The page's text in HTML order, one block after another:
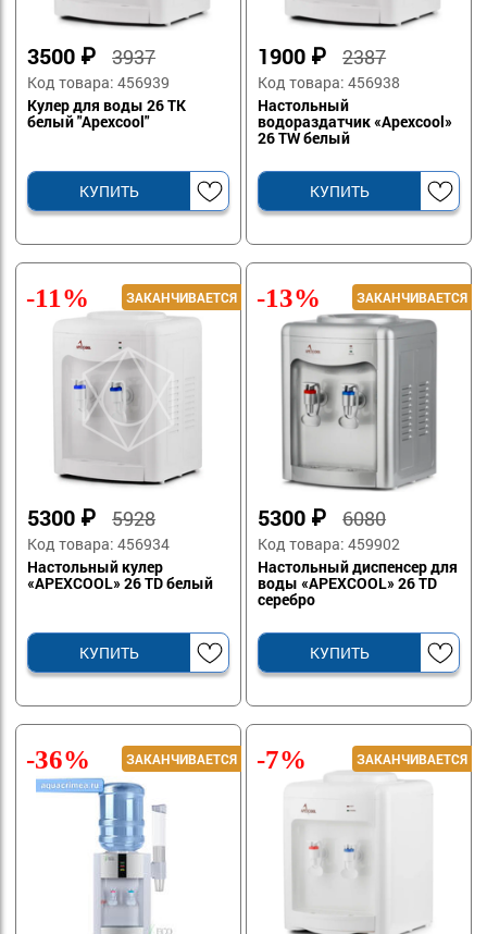
3500 ₽3937
Код товара: 456939
Кулер для воды 26 TK
белый "Apexcool"
КУПИТЬ
1900 ₽2387
Код товара: 456938
Настольный
водораздатчик «Apexcool»
26 TW белый
КУПИТЬ
5300 ₽5928
Код товара: 456934
Настольный кулер
«APEXCOOL» 26 TD белый
КУПИТЬ
-11%
5300 ₽6080
Код товара: 459902
Настольный диспенсер для
воды «APEXCOOL» 26 TD
серебро
КУПИТЬ
-13%
-36% -7%